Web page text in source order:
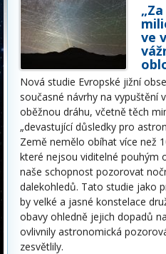
ve
Nová studie Evropské jižní
současné návrhy na vypuštění
oběžnou dráhu, včetně těch
„devastující důsledky pro
Země nemělo obíhat více než
které nejsou viditelné pouhým
naše schopnost pozorovat
dalekohledů. Tato studie jako
by velké a jasné konstelace
obavy ohledně jejich dopadů
ovlivnily astronomická
zesvětlily.